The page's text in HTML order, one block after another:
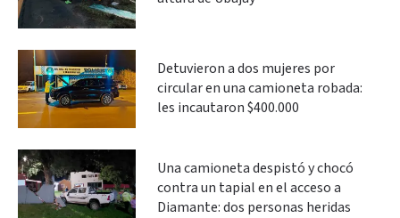
Detuvieron a dos mujeres por
circular en una camioneta robada:
les incautaron $400.000
Una camioneta despistó y chocó
contra un tapial en el acceso a
Diamante: dos personas heridas